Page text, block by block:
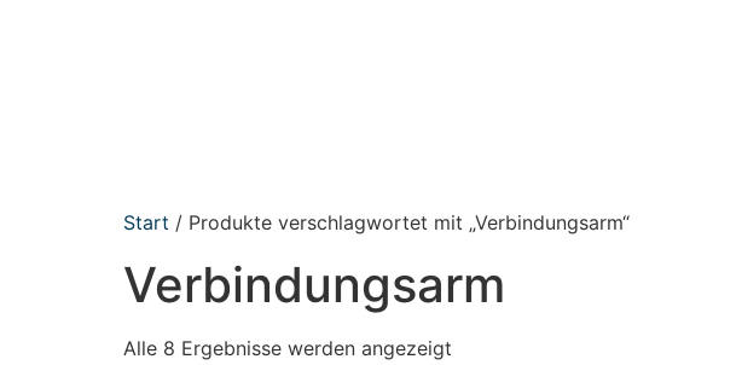
Start / Produkte verschlagwortet mit „Verbindungsarm“
Verbindungsarm
Alle 8 Ergebnisse werden angezeigt